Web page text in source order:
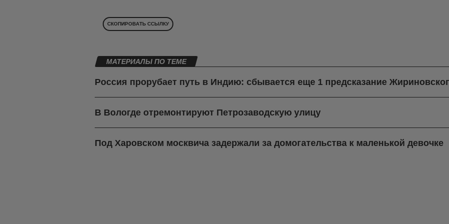
СКОПИРОВАТЬ ССЫЛКУ
МАТЕРИАЛЫ ПО ТЕМЕ
Россия прорубает путь в Индию: сбывается еще 1 предсказание
В Вологде отремонтируют Петрозаводскую улицу
Под Харовском москвича задержали за домогательства к маленькой девочке